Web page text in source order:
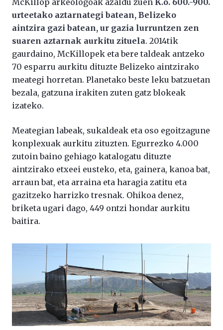
urteetako aztarnategi batean, Belizeko
aintzira gazi batean, ur gazia lurruntzen zen
suaren aztarnak aurkitu zituela. 2014tik
gaurdaino, McKillopek eta bere taldeak antzeko
70 esparru aurkitu dituzte Belizeko aintzirako
meategi horretan. Planetako beste leku batzuetan
bezala, gatzuna irakiten zuten gatz blokeak
izateko.
Meategian labeak, sukaldeak eta oso egoitzagune
konplexuak aurkitu zituzten. Egurrezko 4.000
zutoin baino gehiago katalogatu dituzte
aintzirako etxeei eusteko, eta, gainera, kanoa bat,
arraun bat, eta arraina eta haragia zatitu eta
gazitzeko harrizko tresnak. Ohikoa denez,
briketa ugari dago, 449 ontzi hondar aurkitu
baitira.